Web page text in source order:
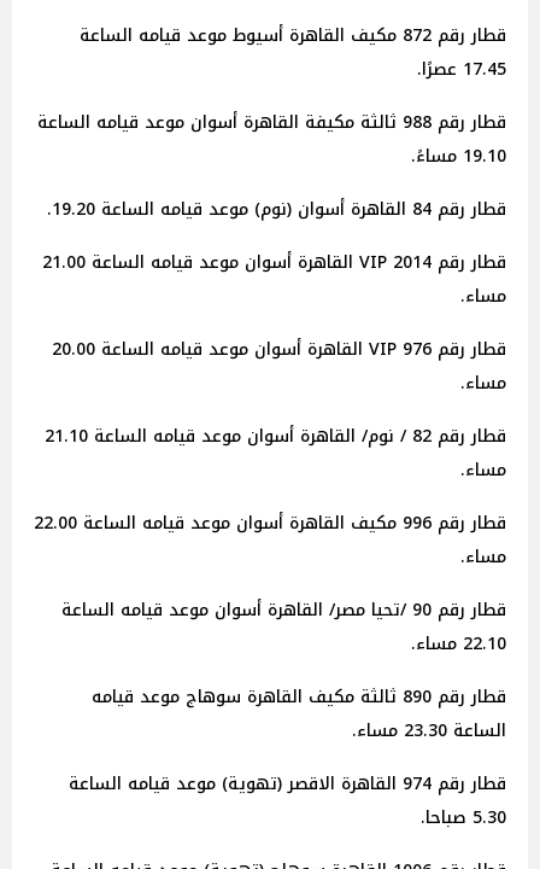
قطار رقم 872 مكيف القاهرة أسيوط موعد قيامه الساعة
17.45 عصرًا.
قطار رقم 988 ثالثة مكيفة القاهرة أسوان موعد قيامه الساعة
19.10 مساءً.
قطار رقم 84 القاهرة أسوان (نوم) موعد قيامه الساعة 19.20.
قطار رقم 2014 VIP القاهرة أسوان موعد قيامه الساعة 21.00
مساء.
قطار رقم 976 VIP القاهرة أسوان موعد قيامه الساعة 20.00
مساء.
قطار رقم 82 / نوم/ القاهرة أسوان موعد قيامه الساعة 21.10
مساء.
قطار رقم 996 مكيف القاهرة أسوان موعد قيامه الساعة 22.00
مساء.
قطار رقم 90 /تحيا مصر/ القاهرة أسوان موعد قيامه الساعة
22.10 مساء.
قطار رقم 890 ثالثة مكيف القاهرة سوهاج موعد قيامه
الساعة 23.30 مساء.
قطار رقم 974 القاهرة الاقصر (تهوية) موعد قيامه الساعة
5.30 صباحا.